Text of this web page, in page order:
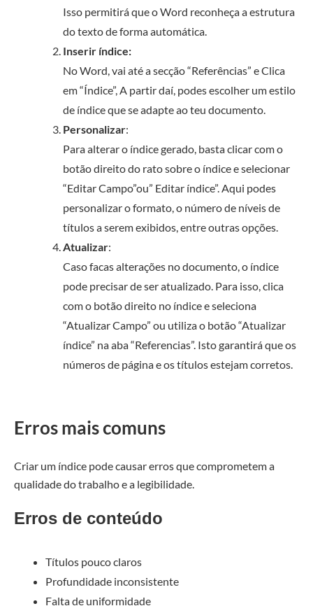
Isso permitirá que o Word reconheça a estrutura
do texto de forma automática.
Inserir índice:
No Word, vai até a secção “Referências” e Clica
em “Índice”, A partir daí, podes escolher um estilo
de índice que se adapte ao teu documento.
Personalizar:
Para alterar o índice gerado, basta clicar com o
botão direito do rato sobre o índice e selecionar
“Editar Campo”ou” Editar índice”. Aqui podes
personalizar o formato, o número de níveis de
títulos a serem exibidos, entre outras opções.
Atualizar:
Caso facas alterações no documento, o índice
pode precisar de ser atualizado. Para isso, clica
com o botão direito no índice e seleciona
“Atualizar Campo” ou utiliza o botão “Atualizar
índice” na aba “Referencias”. Isto garantirá que os
números de página e os títulos estejam corretos.
Erros mais comuns
Criar um índice pode causar erros que comprometem a
qualidade do trabalho e a legibilidade.
Erros de conteúdo
Títulos pouco claros
Profundidade inconsistente
Falta de uniformidade